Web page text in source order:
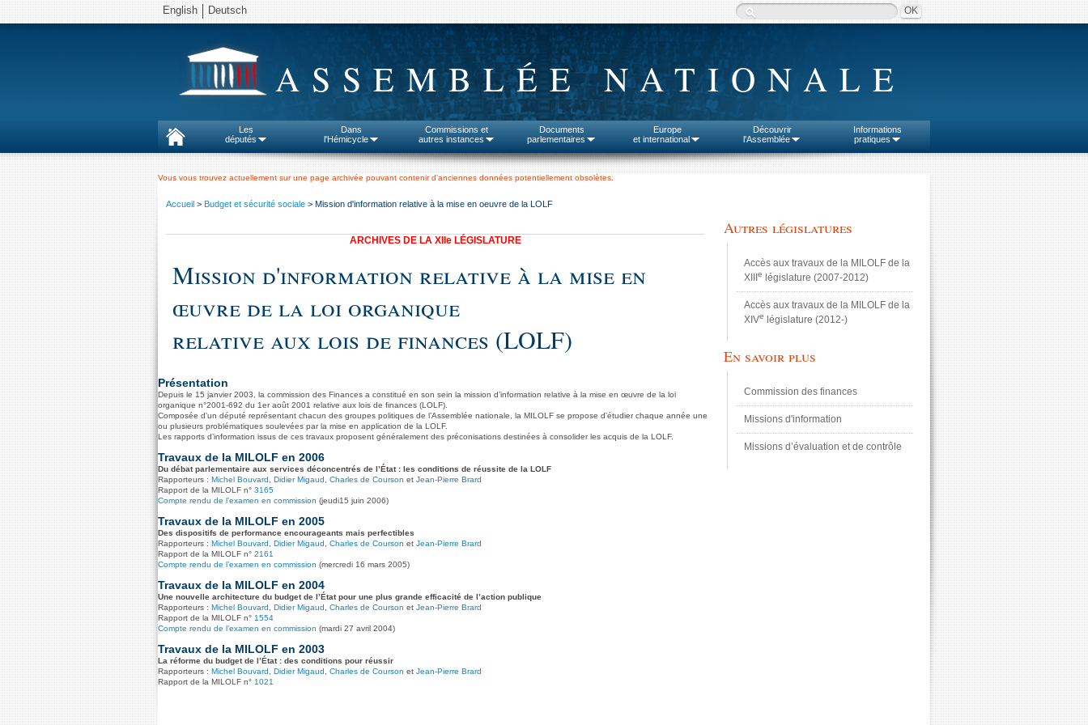
English Deutsch
ASSEMBLÉE NATIONALE
Les
députés
Dans
l'Hémicycle
Commissions et
autres instances
Documents
parlementaires
Europe
et international
Découvrir
l'Assemblée
Informations
pratiques
Vous vous trouvez actuellement sur une page archivée pouvant contenir d'anciennes données potentiellement obsolètes.
Accueil > Budget et sécurité sociale > Mission d'information relative à la mise en oeuvre de la LOLF
ARCHIVES DE LA XII eLÉGISLATURE
Mission d'information relative à la mise en
œuvre de la loi organique
relative aux lois de finances (LOLF)
Présentation
Depuis le 15 janvier 2003, la commission des Finances a constitué en son sein la mission d’information relative à la mise en œuvre de la loi
organique n°2001-692 du 1er août 2001 relative aux lois de finances (LOLF).
Composée d’un député représentant chacun des groupes politiques de l’Assemblée nationale, la MILOLF se propose d’étudier chaque année une
ou plusieurs problématiques soulevées par la mise en application de la LOLF.
Les rapports d’information issus de ces travaux proposent généralement des préconisations destinées à consolider les acquis de la LOLF.
Travaux de la MILOLF en 2006
Du débat parlementaire aux services déconcentrés de l’État : les conditions de réussite de la LOLF
Rapporteurs : Michel Bouvard Didier Migaud Charles de Courson et Jean-Pierre Brard
Rapport de la MILOLF n° 3165
Compte rendu de l’examen en commission (jeudi15 juin 2006)
Travaux de la MILOLF en 2005
Des dispositifs de performance encourageants mais perfectibles
Rapporteurs : Michel Bouvard Didier Migaud Charles de Courson et Jean-Pierre Brard
Rapport de la MILOLF n° 2161
Compte rendu de l’examen en commission (mercredi 16 mars 2005)
Travaux de la MILOLF en 2004
Une nouvelle architecture du budget de l’État pour une plus grande efficacité de l’action publique
Rapporteurs : Michel Bouvard Didier Migaud Charles de Courson et Jean-Pierre Brard
Rapport de la MILOLF n° 1554
Compte rendu de l’examen en commission (mardi 27 avril 2004)
Travaux de la MILOLF en 2003
La réforme du budget de l’État : des conditions pour réussir
Rapporteurs : Michel Bouvard Didier Migaud Charles de Courson et Jean-Pierre Brard
Rapport de la MILOLF n° 1021
Autres législatures
Accès aux travaux de la MILOLF de la
XIII
e législature (2007-2012)
Accès aux travaux de la MILOLF de la
XIVe législature (2012-)
En savoir plus
Commission des finances
Missions d'information
Missions d’évaluation et de contrôle